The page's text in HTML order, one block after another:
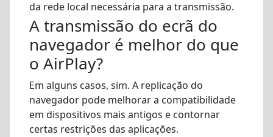
da rede local necessária para a transmissão.
A transmissão do ecrã do
navegador é melhor do que
o AirPlay?
Em alguns casos, sim. A replicação do
navegador pode melhorar a compatibilidade
em dispositivos mais antigos e contornar
certas restrições das aplicações.